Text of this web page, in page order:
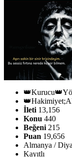
İleti 13,156
Konu 440
Beğeni 215
Puan 19,656
Almanya /
Kayıtlı